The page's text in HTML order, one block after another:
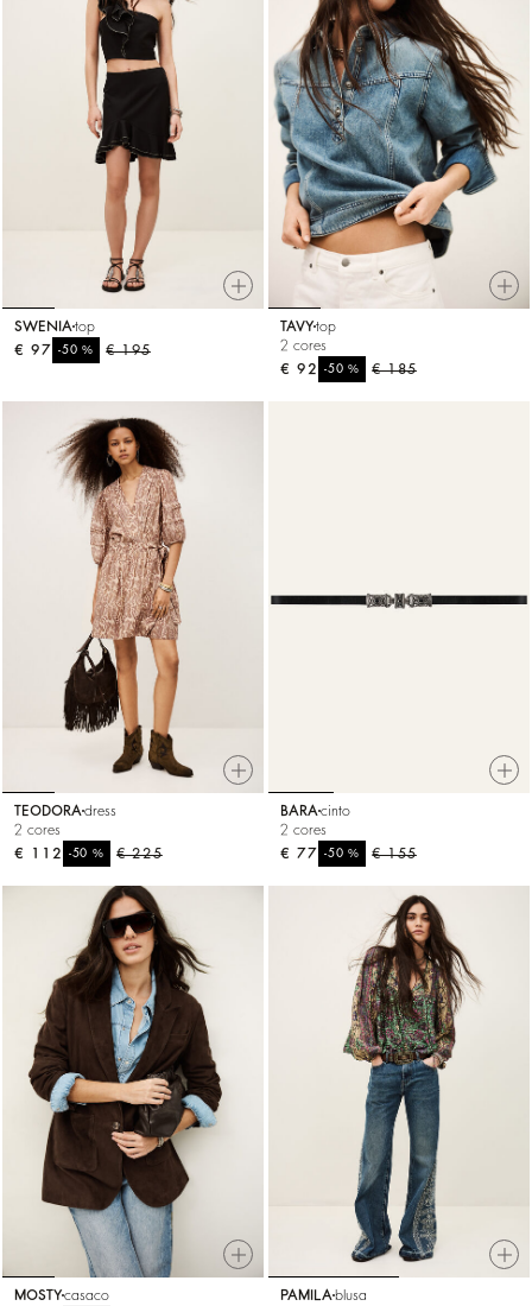
SWENIA top
€ 195
-50%
€ 97
TAVYtop
2 cores
€ 185
-50%
€ 92
TEODORA dress
2 cores
€ 225
-50%
€ 112
BARA cinto
2 cores
€ 155
-50%
€ 77
MOSTYcasaco
PAMILA blusa